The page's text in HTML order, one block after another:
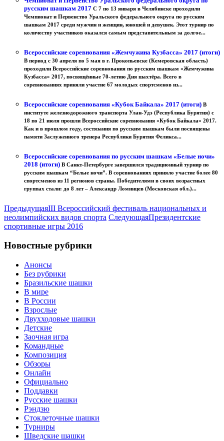
русским шашкам 2017 С 7 по 13 января в Челябинске проходили
Чемпионат и Первенство Уральского федерального округа по русским
шашкам 2017 среди мужчин и женщин, юношей и девушек. Этот турнир по
количеству участников оказался самым представительным за долгое...
Всероссийские соревнования «Жемчужина Кузбасса» 2017 (итоги)
В период с 30 апреля по 5 мая в г. Прокопьевске (Кемеровская область)
проходили Всероссийские соревнования по русским шашкам «Жемчужина
Кузбасса» 2017, посвящённые 70-летию Дня шахтёра. Всего в
соревнованиях приняли участие 67 молодых спортсменов из...
Всероссийские соревнования «Кубок Байкала» 2017 (итоги) В
институте железнодорожного транспорта Улан-Удэ (Республика Бурятия) с
18 по 21 июля прошли Всероссийские соревнования «Кубок Байкала» 2017.
Как и в прошлом году, состязания по русским шашкам были посвящены
памяти Заслуженного тренера Республики Бурятия Феликса...
Всероссийские соревнования по русским шашкам «Белые ночи»
2018 (итоги) В Санкт-Петербурге завершился традиционный турнир по
русским шашкам “Белые ночи”. В соревнованиях приняло участие более 80
спортсменов из 11 регионов страны. Победителями в своих возрастных
группах стали: до 8 лет – Александр Ломинцев (Московская обл.)...
ПредыдущаяIII Всероссийский фестиваль национальных и
неолимпийских видов спорта СледующаяПрезидентские
спортивные игры 2016
Новостные рубрики
Анонсы
Без рубрики
Бразильские шашки
В мире
В России
Взрослые
Двухходовые шашки
Детские
Заочная игра
Командные
Композиция
Обзоры
Онлайн
Официально
Поддавки
Русские шашки
Рэндзю
Стоклеточные шашки
Турниры
Шведские шашки